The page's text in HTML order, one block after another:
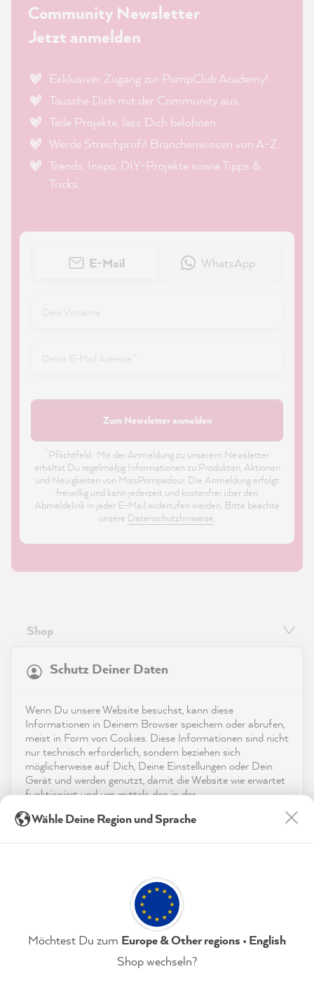
Community Newsletter
Jetzt anmelden
Exklusiver Zugang zur PompClub Academy!
Tausche Dich mit der Community aus.
Teile Projekte, lass Dich belohnen.
Werde Streichprofi! Branchenwissen von A-Z.
Trends, Inspo, DIY-Projekte sowie Tipps &
Tricks.
E-Mail WhatsApp
Zum Newsletter anmelden
Pflichtfeld · Mit der Anmeldung zu unserem Newsletter
erhältst Du regelmäßig Informationen zu Produkten, Aktionen
und Neuigkeiten von MissPompadour. Die Anmeldung erfolgt
freiwillig und kann jederzeit und kostenfrei über den
Abmeldelink in jeder E-Mail widerrufen werden. Bitte beachte
unsere Datenschutzhinweise.
Shop
Service
Kontakt
App herunterladen
Auszeichnungen
Schutz Deiner Daten
Wenn Du unsere Website besuchst, kann diese
Informationen in Deinem Browser speichern oder abrufen,
meist in Form von Cookies. Diese Informationen sind nicht
nur technisch erforderlich, sondern beziehen sich
möglicherweise auf Dich, Deine Einstellungen oder Dein
Gerät und werden genutzt, damit die Website wie erwartet
funktioniert und um mittels den in der
der Webseite für deren Optimierung zu analysieren sowie
(jederzeit widerruflich) diesen Datenverarbeitungen
Datenschutzerklärung Impressum Einstellungen
reviews-io
Verifizierter Kunde
MissPompadour Grau mit Meersalz - Der Alles
Allerdings hätte ich gedacht dass es etwas
mehr grau wirkt...bei guten
Lichtverhältnissen wirkt die Farbe eher
weiss....ich bin dennoch von der Deckung
sehr zufrieden... Herzlichen Dank Miss
Wähle Deine Region und Sprache
Möchtest Du zum Europe & Other regions • English
Shop wechseln?